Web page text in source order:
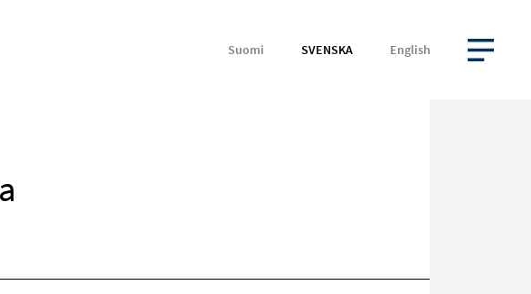
Suomi SVENSKA English
ÖPPNA MENYN